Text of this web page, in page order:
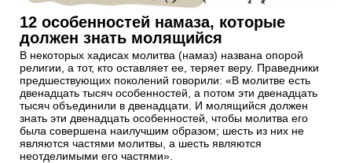
12 особенностей намаза, которые
должен знать молящийся
В некоторых хадисах молитва (намаз) названа опорой
религии, а тот, кто оставляет ее, теряет веру. Праведники
предшествующих поколений говорили: «В молитве есть
двенадцать тысяч особенностей, а потом эти двенадцать
тысяч объединили в двенадцати. И молящийся должен
знать эти двенадцать особенностей, чтобы молитва его
была совершена наилучшим образом; шесть из них не
являются частями молитвы, а шесть являются
неотделимыми его частями».